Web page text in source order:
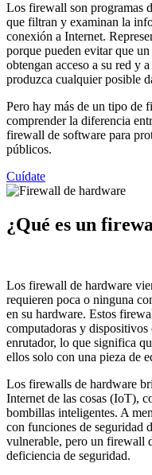
Los firewall son programas
que filtran y examinan la
conexión a Internet.
porque pueden evitar que
obtengan acceso a su red y
produzca cualquier posible
Pero hay más de un tipo de
comprender la diferencia
firewall de software para
públicos.
Cuídate
¿Qué es un
Los firewall de hardware
requieren poca o ninguna
en su hardware. Estos
computadoras y dispositivos
enrutador, lo que significa
ellos solo con una pieza de
Los firewalls de hardware
Internet de las cosas (IoT),
bombillas inteligentes. A
con funciones de seguridad
vulnerable, pero un firewall
deficiencia de seguridad.